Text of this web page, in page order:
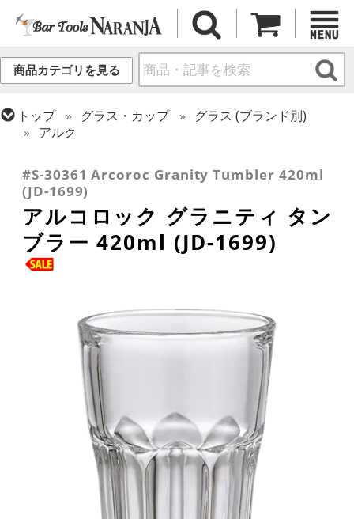
商品カテゴリを見る
トップ グラス・カップ
グラス (ブランド別)
アルク
タンブラー
#S-30361 Arcoroc Granity Tumbler 420ml
(JD-1699)
アルコロック グラニティ タン
ブラー 420ml (JD-1699)